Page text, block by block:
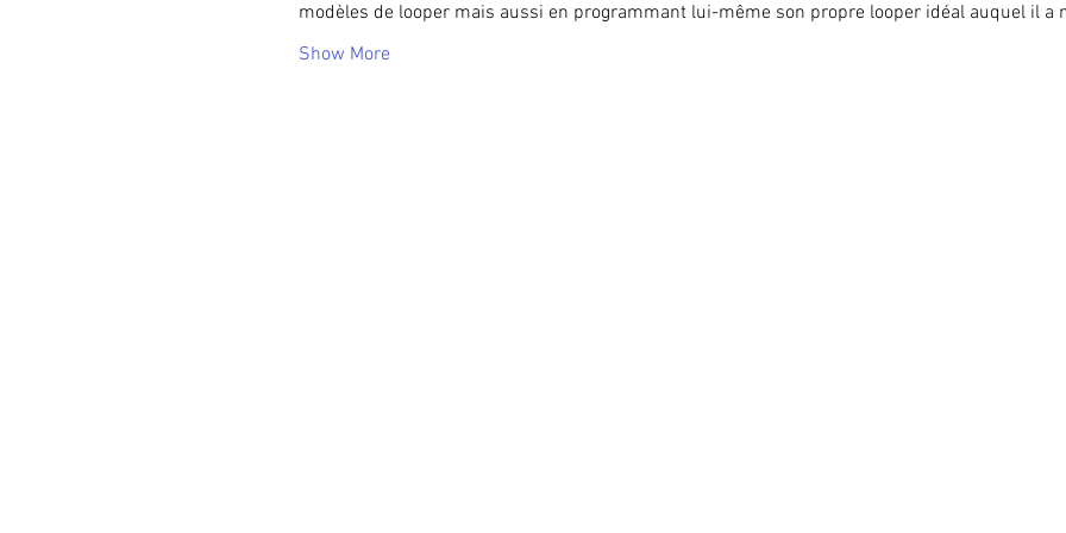
modèles de looper mais aussi en programmant lui-même son propre looper idéal auquel il a
Show More